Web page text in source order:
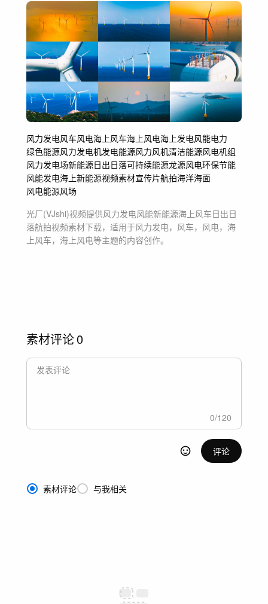
风力发电风车风电海上风车海上风电海上发电风能电力
绿色能源风力发电机发电能源风力风机清洁能源风电机组
风力发电场新能源日出日落可持续能源龙源风电环保节能
风能发电海上新能源视频素材宣传片航拍海洋海面
风电能源风场
光厂(VJshi)视频提供风力发电风能新能源海上风车日出日
落航拍视频素材下载，适用于风力发电，风车，风电，海
上风车，海上风电等主题的内容创作。
素材评论0
0/120
评论
素材评论 与我相关